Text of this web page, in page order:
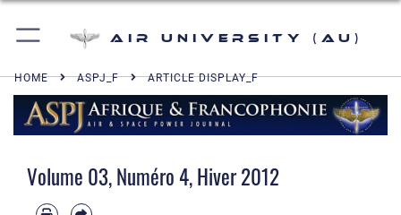
Air University (AU)
HOME ASPJ_F ARTICLE DISPLAY_F
Volume 03, Numéro 4, Hiver 2012